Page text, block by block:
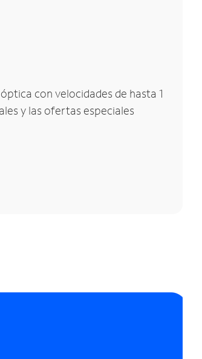
con velocidades de hasta 1
y las ofertas especiales